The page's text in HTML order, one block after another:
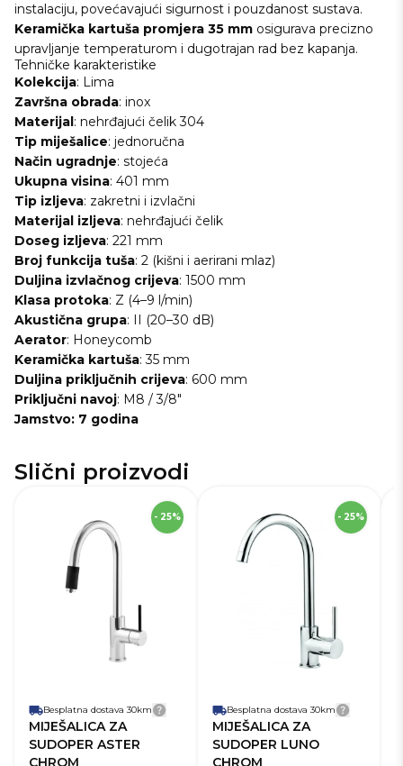
instalaciju, povećavajući sigurnost i pouzdanost sustava.
Keramička kartuša promjera 35 mm osigurava precizno
upravljanje temperaturom i dugotrajan rad bez kapanja.
Tehničke karakteristike
Kolekcija: Lima
Završna obrada: inox
Materijal: nehrđajući čelik 304
Tip miješalice: jednoručna
Način ugradnje: stojeća
Ukupna visina: 401 mm
Tip izljeva: zakretni i izvlačni
Materijal izljeva: nehrđajući čelik
Doseg izljeva: 221 mm
Broj funkcija tuša: 2 (kišni i aerirani mlaz)
Duljina izvlačnog crijeva: 1500 mm
Klasa protoka: Z (4–9 l/min)
Akustična grupa: II (20–30 dB)
Aerator: Honeycomb
Keramička kartuša: 35 mm
Duljina priključnih crijeva: 600 mm
Priključni navoj: M8 / 3/8"
Jamstvo: 7 godina
Slični proizvodi
- 25%
Besplatna dostava 30km Detalji dostave
MIJEŠALICA ZA
SUDOPER ASTER
CHROM
229161
Robna marka
Deante
Materijal
Miješalica za
- 25%
Besplatna dostava 30km Detalji
MIJEŠALICA ZA
SUDOPER LUNO
CHROM